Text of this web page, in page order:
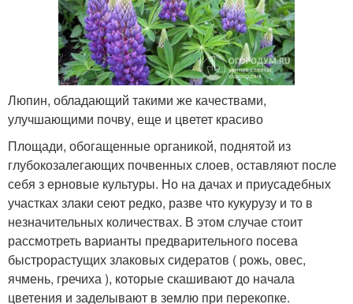
Люпин, обладающий такими же качествами,
улучшающими почву, еще и цветет красиво
Площади, обогащенные органикой, поднятой из
глубокозалегающих почвенных слоев, оставляют после
себя з ерновые культуры. Но на дачах и приусадебных
участках злаки сеют редко, разве что кукурузу и то в
незначительных количествах. В этом случае стоит
рассмотреть варианты предварительного посева
быстрорастущих злаковых сидератов ( рожь, овес,
ячмень, гречиха ), которые скашивают до начала
цветения и заделывают в землю при перекопке.